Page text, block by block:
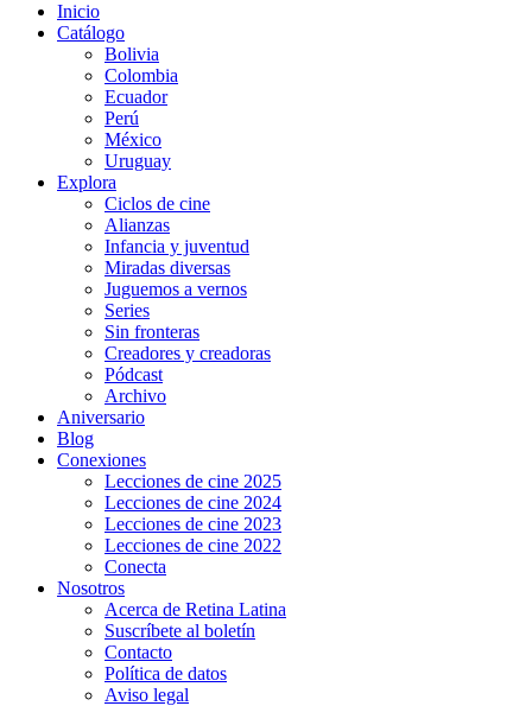
Inicio
Catálogo
Bolivia
Colombia
Ecuador
Perú
México
Uruguay
Explora
Ciclos de cine
Alianzas
Infancia y juventud
Miradas diversas
Juguemos a vernos
Series
Sin fronteras
Creadores y creadoras
Pódcast
Archivo
Aniversario
Blog
Conexiones
Lecciones de cine 2025
Lecciones de cine 2024
Lecciones de cine 2023
Lecciones de cine 2022
Conecta
Nosotros
Acerca de Retina Latina
Suscríbete al boletín
Contacto
Política de datos
Aviso legal